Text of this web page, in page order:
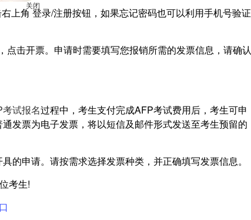
上角 登录/注册按钮，如果忘记密码也可以利用手机号验证
点击开票。申请时需要填写您报销所需的发票信息，请确认
试报名过程中，考生支付完成AFP考试费用后，考生可申
发票为电子发票，将以短信及邮件形式发送至考生预留的
的申请。请按需求选择发票种类，并正确填写发票信息。
考生!
关闭